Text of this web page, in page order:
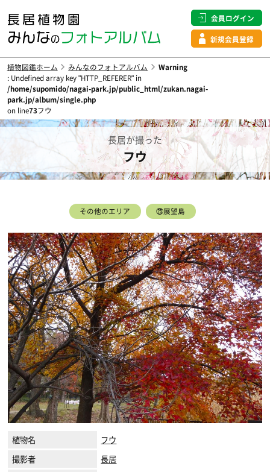
会員ログイン
新規会員登録
植物図鑑ホーム みんなのフォトアルバム
Warning
: Undefined array key "HTTP_REFERER" in
/home/supomido/nagai-park.jp/public_html/zukan.nagai-
park.jp/album/single.php
on line73フウ
長居が撮った
フウ
その他のエリア ㉕展望島
植物名
フウ
撮影者
長居